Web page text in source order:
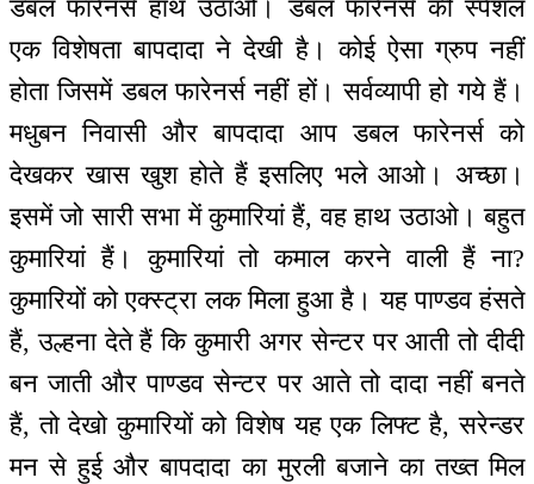
डबल फारेनर्स हाथ उठाओ। डबल फारेनर्स की स्पेशल
एक विशेषता बापदादा ने देखी है। कोई ऐसा ग्रुप नहीं
होता जिसमें डबल फारेनर्स नहीं हों। सर्वव्यापी हो गये हैं।
मधुबन निवासी और बापदादा आप डबल फारेनर्स को
देखकर खास खुश होते हैं इसलिए भले आओ। अच्छा।
इसमें जो सारी सभा में कुमारियां हैं, वह हाथ उठाओ। बहुत
कुमारियां हैं। कुमारियां तो कमाल करने वाली हैं ना?
कुमारियों को एक्स्ट्रा लक मिला हुआ है। यह पाण्डव हंसते
हैं, उल्हना देते हैं कि कुमारी अगर सेन्टर पर आती तो दीदी
बन जाती और पाण्डव सेन्टर पर आते तो दादा नहीं बनते
हैं, तो देखो कुमारियों को विशेष यह एक लिफ्ट है, सरेन्डर
मन से हुई और बापदादा का मुरली बजाने का तख्त मिल